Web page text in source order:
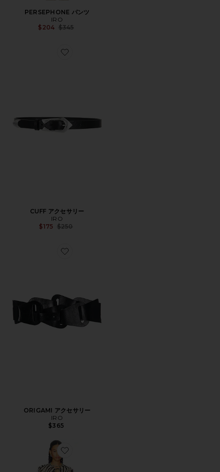
PERSEPHONE パンツ
IRO
$204 Previous price:
$345
Favorite CUFF アクセサリー
CUFF アクセサリー
IRO
$175 Previous price:
$250
Favorite ORIGAMI アクセサリー
ORIGAMI アクセサリー
IRO
$365
Favorite TRECY ドレス